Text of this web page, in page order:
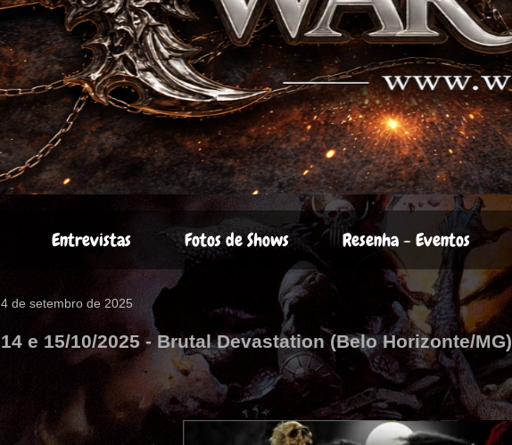
Entrevistas Fotos de Shows Resenha - Eventos
4 de setembro de 2025
14 e 15/10/2025 - Brutal Devastation (Belo Horizonte/MG)